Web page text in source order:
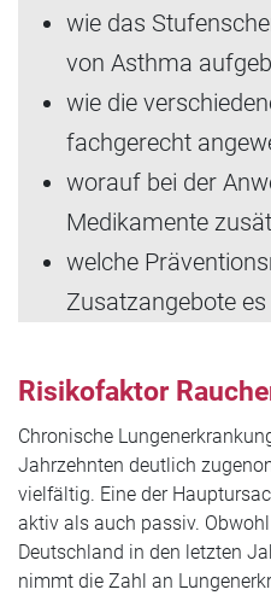
wie das
von Asthma
wie die
fachgerecht
worauf bei der
Medikamente
welche
Zusatzangebote
Risikofaktor
Chronische
Jahrzehnten deutlich
vielfältig. Eine der
aktiv als auch passiv.
Deutschland in den letzten
nimmt die Zahl an